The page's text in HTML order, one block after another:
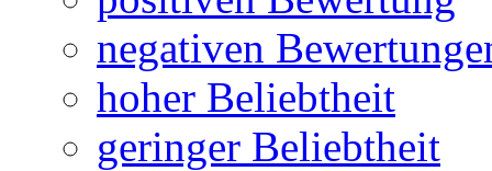
negativen
hoher Beliebtheit
geringer Beliebtheit